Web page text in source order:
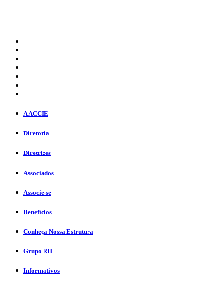
A ACCIE
Diretoria
Diretrizes
Associados
Associe-se
Benefícios
Conheça Nossa Estrutura
Grupo RH
Informativos